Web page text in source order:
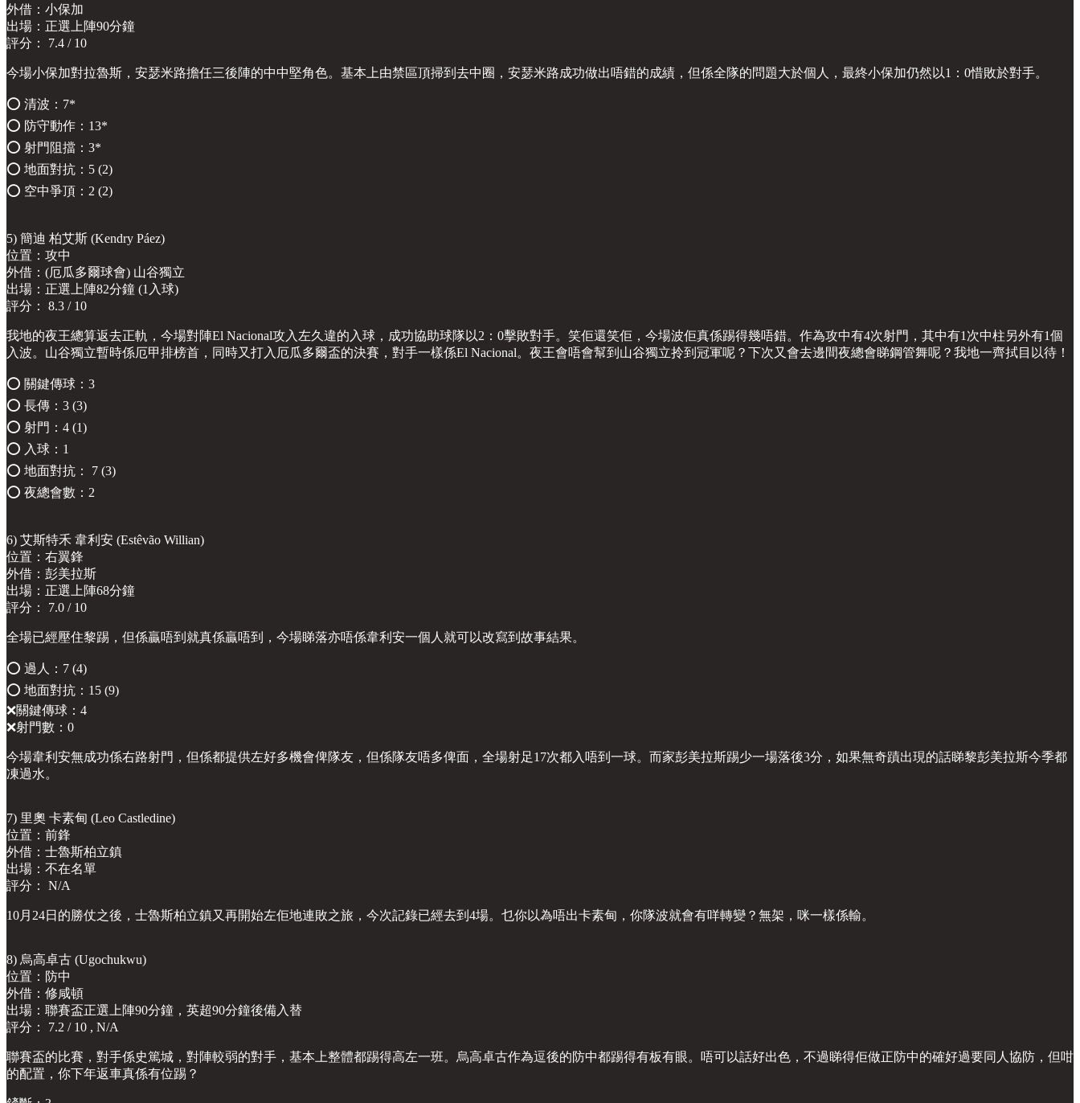
外借：小保加
出場：正選上陣90分鐘
評分： 7.4 / 10
今場小保加對拉魯斯，安瑟米路擔任三後陣的中中堅角色。基本上由禁區頂掃到去中圈，安瑟米路成功做出唔錯的成績，但係全隊的問題大於個人，最終小保加仍然以1：0惜敗於對手。
⭕️ 清波：7*
⭕️ 防守動作：13*
⭕️ 射門阻擋：3*
⭕️ 地面對抗：5 (2)
⭕️ 空中爭頂：2 (2)
5) 簡迪 柏艾斯 (Kendry Páez)
位置：攻中
外借：(厄瓜多爾球會) 山谷獨立
出場：正選上陣82分鐘 (1入球)
評分： 8.3 / 10
我地的夜王總算返去正軌，今場對陣El Nacional攻入左久違的入球，成功協助球隊以2：0擊敗對手。笑佢還笑佢，今場波佢真係踢得幾唔錯。作為攻中有4次射門，其中有1次中柱另外有1個
入波。山谷獨立暫時係厄甲排榜首，同時又打入厄瓜多爾盃的決賽，對手一樣係El Nacional。夜王會唔會幫到山谷獨立拎到冠軍呢？下次又會去邊間夜總會睇鋼管舞呢？我地一齊拭目以待！
⭕️ 關鍵傳球：3
⭕️ 長傳：3 (3)
⭕️ 射門：4 (1)
⭕️ 入球：1
⭕️ 地面對抗： 7 (3)
⭕️ 夜總會數：2
6) 艾斯特禾 韋利安 (Estêvão Willian)
位置：右翼鋒
外借：彭美拉斯
出場：正選上陣68分鐘
評分： 7.0 / 10
全場已經壓住黎踢，但係贏唔到就真係贏唔到，今場睇落亦唔係韋利安一個人就可以改寫到故事結果。
⭕️ 過人：7 (4)
⭕️ 地面對抗：15 (9)
❌關鍵傳球：4
❌射門數：0
今場韋利安無成功係右路射門，但係都提供左好多機會俾隊友，但係隊友唔多俾面，全場射足17次都入唔到一球。而家彭美拉斯踢少一場落後3分，如果無奇蹟出現的話睇黎彭美拉斯今季都
凍過水。
7) 里奧 卡素甸 (Leo Castledine)
位置：前鋒
外借：士魯斯柏立鎮
出場：不在名單
評分： N/A
10月24日的勝仗之後，士魯斯柏立鎮又再開始左佢地連敗之旅，今次記錄已經去到4場。乜你以為唔出卡素甸，你隊波就會有咩轉變？無架，咪一樣係輸。
8) 烏高卓古 (Ugochukwu)
位置：防中
外借：修咸頓
出場：聯賽盃正選上陣90分鐘，英超90分鐘後備入替
評分： 7.2 / 10 , N/A
聯賽盃的比賽，對手係史篤城，對陣較弱的對手，基本上整體都踢得高左一班。烏高卓古作為逗後的防中都踢得有板有眼。唔可以話好出色，不過睇得佢做正防中的確好過要同人協防，但咁
的配置，你下年返車真係有位踢？